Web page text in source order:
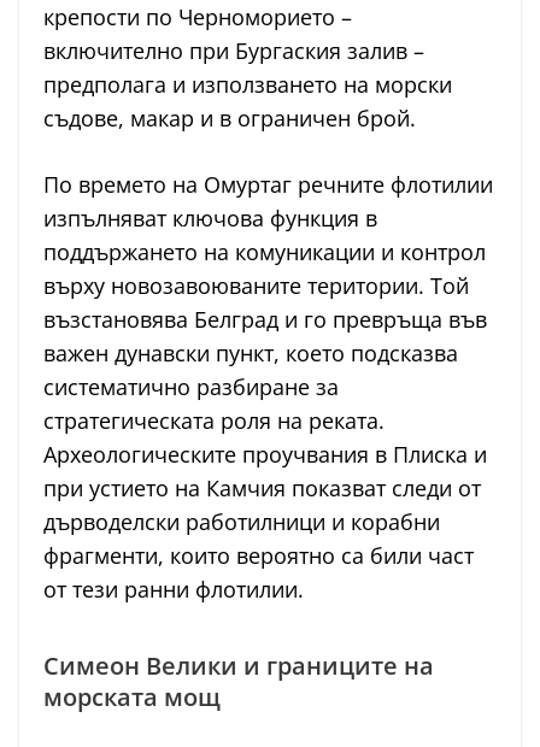
крепости по Черноморието –
включително при Бургаския залив –
предполага и използването на морски
съдове, макар и в ограничен брой.
По времето на Омуртаг речните флотилии
изпълняват ключова функция в
поддържането на комуникации и контрол
върху новозавоюваните територии. Той
възстановява Белград и го превръща във
важен дунавски пункт, което подсказва
систематично разбиране за
стратегическата роля на реката.
Археологическите проучвания в Плиска и
при устието на Камчия показват следи от
дърводелски работилници и корабни
фрагменти, които вероятно са били част
от тези ранни флотилии.
Симеон Велики и границите на
морската мощ